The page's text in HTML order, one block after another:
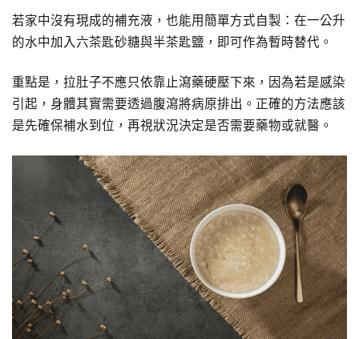
若家中沒有現成的補充液，也能用簡單方式自製：在一公升
的水中加入六茶匙砂糖與半茶匙鹽，即可作為暫時替代。
重點是，拉肚子不應只依靠止瀉藥硬壓下來，因為若是感染
引起，身體其實需要透過腹瀉將病原排出。正確的方法應該
是先確保補水到位，再視狀況決定是否需要藥物或就醫。